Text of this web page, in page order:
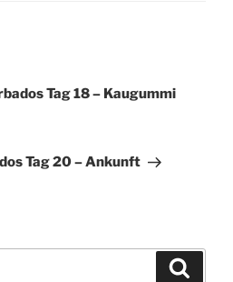
Tag 18 – Kaugummi
Tag 20 – Ankunft